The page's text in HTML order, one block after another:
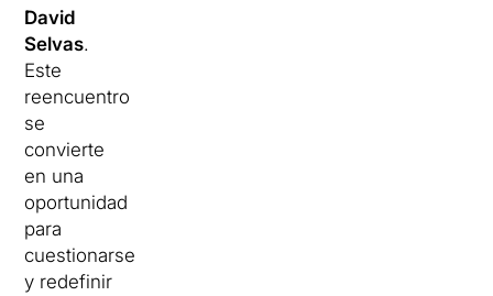
David
Selvas.
Este
reencuentro
se
convierte
en una
oportunidad
para
cuestionarse
y redefinir